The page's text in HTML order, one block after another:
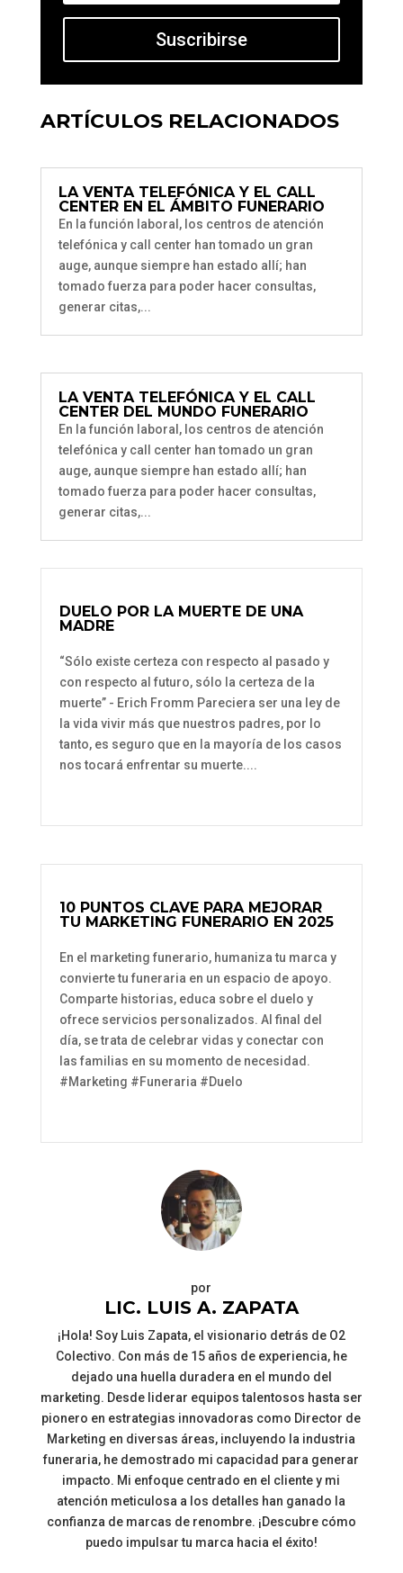
Suscribirse
ARTÍCULOS RELACIONADOS
LA VENTA TELEFÓNICA Y EL CALL
CENTER EN EL ÁMBITO FUNERARIO
En la función laboral, los centros de atención
telefónica y call center han tomado un gran
auge, aunque siempre han estado allí; han
tomado fuerza para poder hacer consultas,
generar citas,...
LA VENTA TELEFÓNICA Y EL CALL
CENTER DEL MUNDO FUNERARIO
En la función laboral, los centros de atención
telefónica y call center han tomado un gran
auge, aunque siempre han estado allí; han
tomado fuerza para poder hacer consultas,
generar citas,...
DUELO POR LA MUERTE DE UNA
MADRE
“Sólo existe certeza con respecto al pasado y
con respecto al futuro, sólo la certeza de la
muerte” - Erich Fromm Pareciera ser una ley de
la vida vivir más que nuestros padres, por lo
tanto, es seguro que en la mayoría de los casos
nos tocará enfrentar su muerte....
10 PUNTOS CLAVE PARA MEJORAR
TU MARKETING FUNERARIO EN 2025
En el marketing funerario, humaniza tu marca y
convierte tu funeraria en un espacio de apoyo.
Comparte historias, educa sobre el duelo y
ofrece servicios personalizados. Al final del
día, se trata de celebrar vidas y conectar con
las familias en su momento de necesidad.
#Marketing #Funeraria #Duelo
por
LIC. LUIS A. ZAPATA
¡Hola! Soy Luis Zapata, el visionario detrás de O2
Colectivo. Con más de 15 años de experiencia, he
dejado una huella duradera en el mundo del
marketing. Desde liderar equipos talentosos hasta ser
pionero en estrategias innovadoras como Director de
Marketing en diversas áreas, incluyendo la industria
funeraria, he demostrado mi capacidad para generar
impacto. Mi enfoque centrado en el cliente y mi
atención meticulosa a los detalles han ganado la
confianza de marcas de renombre. ¡Descubre cómo
puedo impulsar tu marca hacia el éxito!